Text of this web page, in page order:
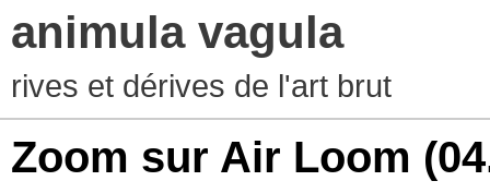
animula vagula
rives et dérives de l'art brut
Zoom sur Air Loom